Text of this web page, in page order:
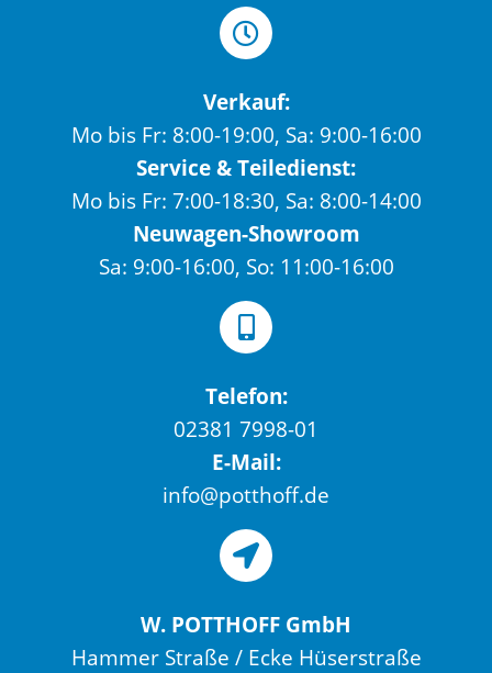
Verkauf:
Mo bis Fr: 8:00-19:00, Sa: 9:00-16:00
Service & Teiledienst:
Mo bis Fr: 7:00-18:30, Sa: 8:00-14:00
Neuwagen-Showroom
Sa: 9:00-16:00, So: 11:00-16:00
Telefon:
02381 7998-01
E-Mail:
info@potthoff.de
W. POTTHOFF GmbH
Hammer Straße / Ecke Hüserstraße